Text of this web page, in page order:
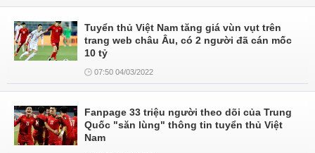
Tuyển thủ Việt Nam tăng giá vùn vụt trên
trang web châu Âu, có 2 người đã cán mốc
10 tỷ
07:50 04/03/2022
Fanpage 33 triệu người theo dõi của Trung
Quốc "săn lùng" thông tin tuyển thủ Việt
Nam